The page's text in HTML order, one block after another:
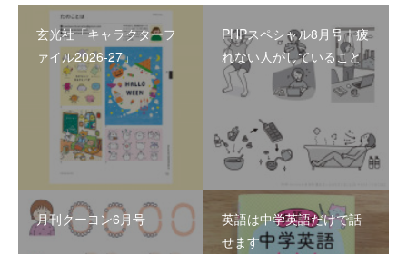
玄光社「キャラクターフ
ァイル2026-27」
PHPスペシャル8月号｜疲
れない人がしていること
月刊クーヨン6月号
英語は中学英語だけで話
せます